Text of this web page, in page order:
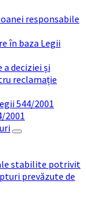
responsabile
în baza Legii
deciziei și
reclamație
544/2001
2001
stabilite potrivit
prevăzute de